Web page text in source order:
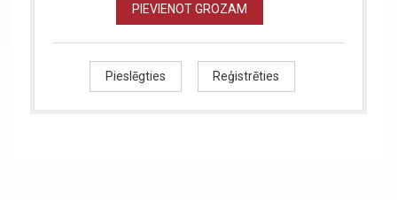
PIEVIENOT GROZAM
Pieslēgties Reģistrēties